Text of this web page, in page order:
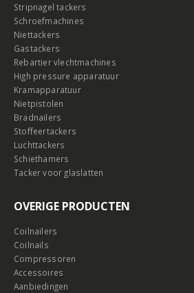
Stripnagel tackers
Schroefmachines
Niettackers
Gastackers
Rebartier vlechtmachines
High pressure apparatuur
Kramapparatuur
Nietpistolen
Bradnailers
Stoffeertackers
Luchttackers
Schiethamers
Tacker voor glaslatten
OVERIGE PRODUCTEN
Coilnailers
Coilnails
Compressoren
Accessoires
Aanbiedingen